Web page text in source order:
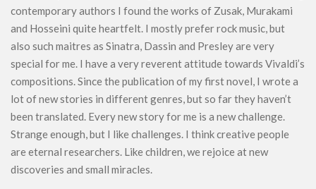
contemporary authors I found the works of Zusak, Murakami
and Hosseini quite heartfelt. I mostly prefer rock music, but
also such maitres as Sinatra, Dassin and Presley are very
special for me. I have a very reverent attitude towards Vivaldi’s
compositions. Since the publication of my first novel, I wrote a
lot of new stories in different genres, but so far they haven’t
been translated. Every new story for me is a new challenge.
Strange enough, but I like challenges. I think creative people
are eternal researchers. Like children, we rejoice at new
discoveries and small miracles.